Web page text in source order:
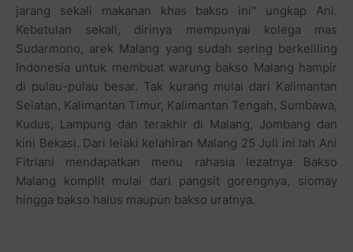
jarang sekali makanan khas bakso ini" ungkap Ani.
Kebetulan sekali, dirinya mempunyai kolega mas
Sudarmono, arek Malang yang sudah sering berkeliling
Indonesia untuk membuat warung bakso Malang hampir
di pulau-pulau besar. Tak kurang mulai dari Kalimantan
Selatan, Kalimantan Timur, Kalimantan Tengah, Sumbawa,
Kudus, Lampung dan terakhir di Malang, Jombang dan
kini Bekasi. Dari lelaki kelahiran Malang 25 Juli ini lah Ani
Fitriani mendapatkan menu rahasia lezatnya Bakso
Malang komplit mulai dari pangsit gorengnya, siomay
hingga bakso halus maupun bakso uratnya.